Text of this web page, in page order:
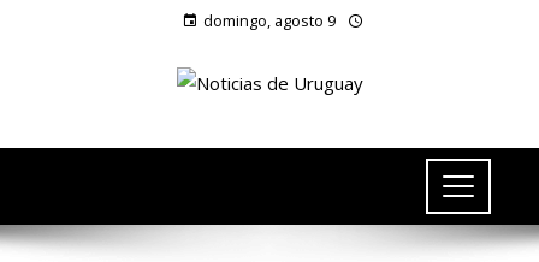
domingo, agosto 9